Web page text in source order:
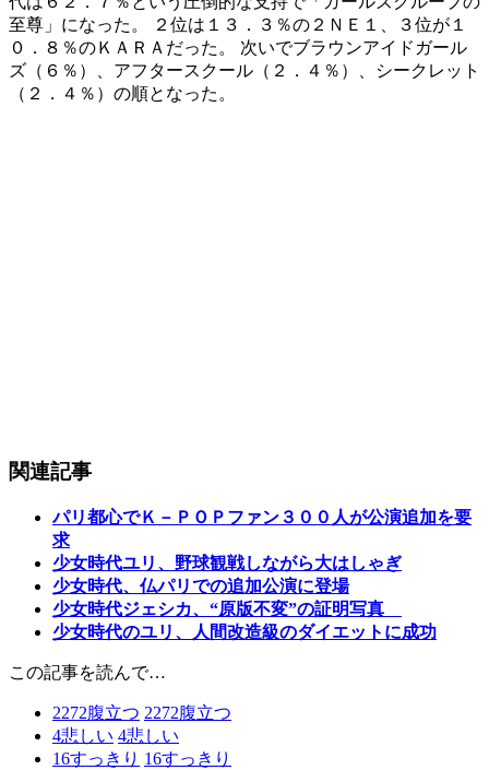
至尊」になった。 ２位は１３．３％の２ＮＥ１、３位が１
０．８％のＫＡＲＡだった。 次いでブラウンアイドガール
ズ（６％）、アフタースクール（２．４％）、シークレット
（２．４％）の順となった。
関連記事
パリ都心でＫ－ＰＯＰファン３００人が公演追加を要
求
少女時代ユリ、野球観戦しながら大はしゃぎ
少女時代、仏パリでの追加公演に登場
少女時代ジェシカ、“原版不変”の証明写真
少女時代のユリ、人間改造級のダイエットに成功
この記事を読んで…
2272腹立つ 2272腹立つ
4悲しい 4悲しい
16すっきり 16すっきり